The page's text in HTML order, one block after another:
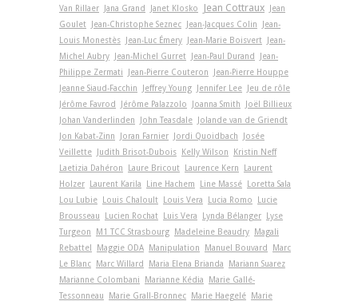
Van Rillaer Jana Grand Janet Klosko Jean Cottraux Jean
Goulet Jean-Christophe Seznec Jean-Jacques Colin
Jean-
Louis Monestès Jean-Luc Émery Jean-Marie Boisvert Jean-
Michel Aubry Jean-Michel Gurret Jean-Paul Durand
Jean-
Philippe Zermati
Jean-Pierre Couteron
Jean-Pierre Houppe
Jeanne Siaud-Facchin
Jeffrey Young Jennifer Lee Jeu de rôle
Jérôme Favrod
Jérôme Palazzolo Joanna Smith
Joël Billieux
Johan Vanderlinden
John Teasdale Jolande van de Griendt
Jon Kabat-Zinn
Joran Farnier Jordi Quoidbach
Josée
Veillette Judith Brisot-Dubois Kelly Wilson
Kristin Neff
Laetizia Dahéron
Laure Bricout Laurence Kern
Laurent
Holzer Laurent Karila Line Hachem Line Massé Loretta Sala
Lou Lubie Louis Chaloult Louis Vera Lucia Romo
Lucie
Brousseau
Lucien Rochat Luis Vera Lynda Bélanger Lyse
Turgeon
M1 TCC Strasbourg Madeleine Beaudry Magali
Rebattel
Maggie ODA Manipulation Manuel Bouvard
Marc
Le Blanc Marc Willard Maria Elena Brianda
Mariann Suarez
Marianne Colombani
Marianne Kédia
Marie Gallé-
Tessonneau
Marie Grall-Bronnec Marie Haegelé Marie